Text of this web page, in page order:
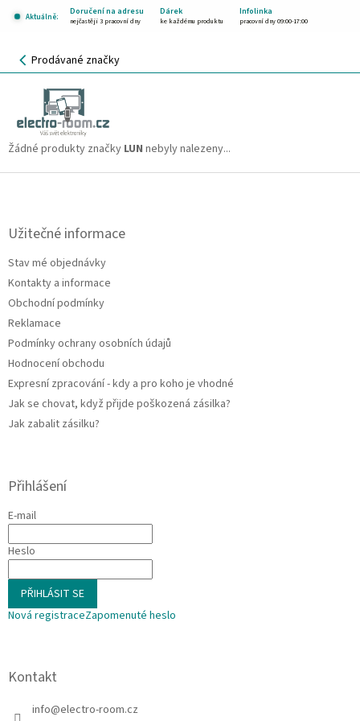
Aktuálně:
Doručení na adresu Dárek Infolinka
nejčastěji 3 pracovní dny ke každému produktu pracovní dny 09:00-17:00
NÁKUPNÍ
KOŠÍK
Prodávané značky
Žádné produkty značky LUN nebyly nalezeny...
Z
Užitečné informace
Stav mé objednávky
Kontakty a informace
Obchodní podmínky
Reklamace
Podmínky ochrany osobních údajů
Hodnocení obchodu
Expresní zpracování - kdy a pro koho je vhodné
Jak se chovat, když přijde poškozená zásilka?
Jak zabalit zásilku?
Přihlášení
E-mail
Heslo
PŘIHLÁSIT SE
Nová registraceZapomenuté heslo
Kontakt
info@electro-room.cz